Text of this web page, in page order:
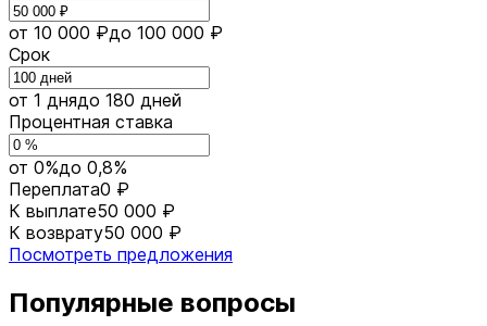
от 10 000 ₽до 100 000 ₽
Срок
от 1 днядо 180 дней
Процентная ставка
от 0%до 0,8%
Переплата0 ₽
К выплате50 000 ₽
К возврату50 000 ₽
Посмотреть предложения
Популярные вопросы